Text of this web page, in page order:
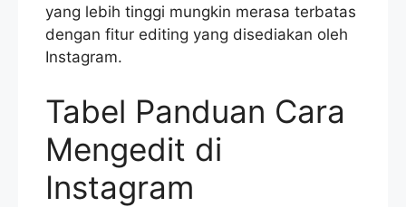
yang lebih tinggi mungkin merasa terbatas
dengan fitur editing yang disediakan oleh
Instagram.
Tabel Panduan Cara
Mengedit di
Instagram